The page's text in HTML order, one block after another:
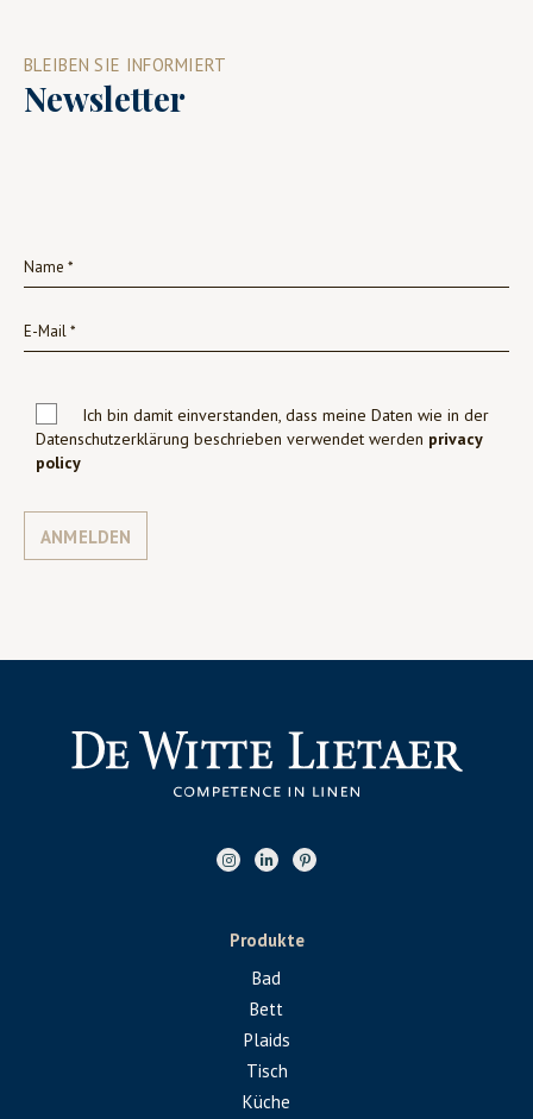
BLEIBEN SIE INFORMIERT
Newsletter
Ich bin damit einverstanden, dass meine Daten wie in der
Datenschutzerklärung beschrieben verwendet werden privacy
policy
ANMELDEN
Produkte
Bad
Bett
Plaids
Tisch
Küche